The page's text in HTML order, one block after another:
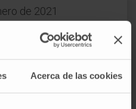
Acerca de las cookies
de 2021
Bancaria La Caixa
Nacional